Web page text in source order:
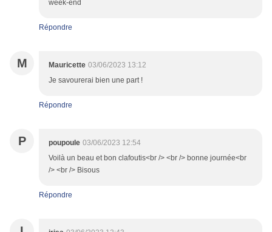
week-end
Répondre
M Mauricette 03/06/2023 13:12
Je savourerai bien une part !
Répondre
P poupoule 03/06/2023 12:54
Voilà un beau et bon clafoutis<br /> <br /> bonne journée<br
/> <br /> Bisous
Répondre